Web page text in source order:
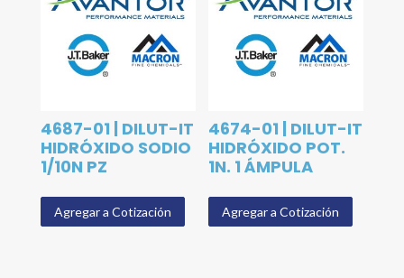
4687-01 | DILUT-IT
HIDRÓXIDO SODIO
1/10N PZ
Agregar a Cotización
4674-01 | DILUT-IT
HIDRÓXIDO POT.
1N. 1 ÁMPULA
Agregar a Cotización